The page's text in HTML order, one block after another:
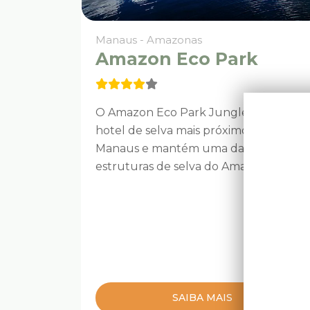
Manaus - Amazonas
Amazon Eco Park
O Amazon Eco Park Jungle Lodge é o
hotel de selva mais próximo de
Manaus e mantém uma das maiores
estruturas de selva do Amazonas.
SAIBA MAIS